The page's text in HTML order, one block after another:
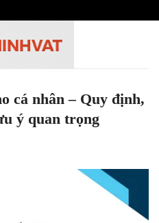
cá nhân – Quy định,
ý quan trọng